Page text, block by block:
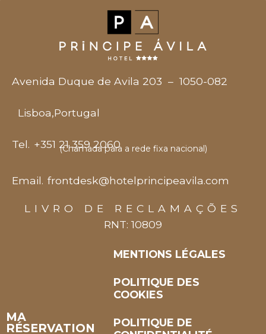
Avenida Duque de Avila 203 – 1050-082
Lisboa,Portugal
Tel. +351 21 359 2060
(Chamada para a rede fixa nacional)
Email. frontdesk@hotelprincipeavila.com
LIVRO DE RECLAMAÇÕES
RNT: 10809
MA
RÉSERVATION
MENTIONS LÉGALES
POLITIQUE DES
COOKIES
POLITIQUE DE